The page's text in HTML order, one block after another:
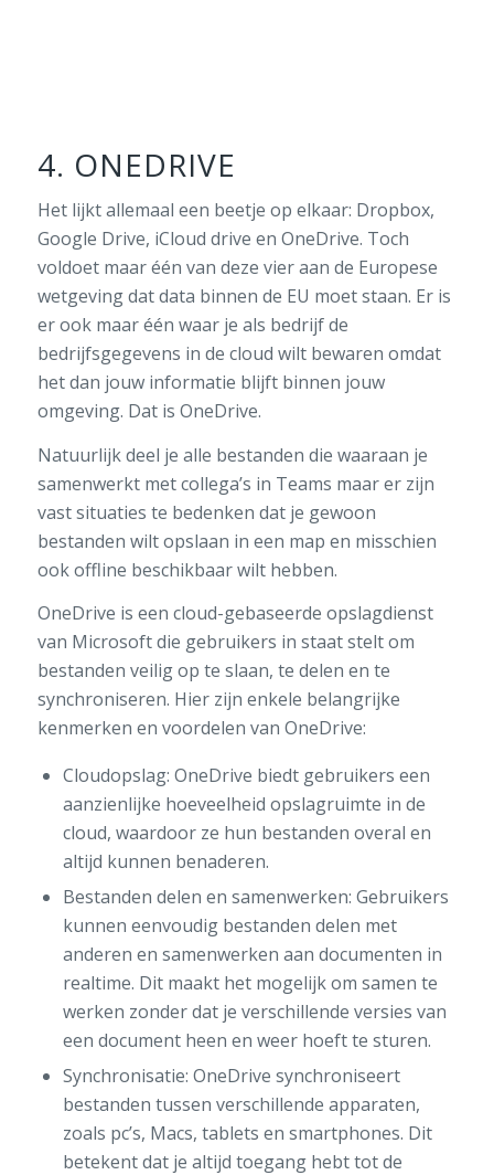
4. ONEDRIVE
Het lijkt allemaal een beetje op elkaar: Dropbox,
Google Drive, iCloud drive en OneDrive. Toch
voldoet maar één van deze vier aan de Europese
wetgeving dat data binnen de EU moet staan. Er is
er ook maar één waar je als bedrijf de
bedrijfsgegevens in de cloud wilt bewaren omdat
het dan jouw informatie blijft binnen jouw
omgeving. Dat is OneDrive.
Natuurlijk deel je alle bestanden die waaraan je
samenwerkt met collega’s in Teams maar er zijn
vast situaties te bedenken dat je gewoon
bestanden wilt opslaan in een map en misschien
ook offline beschikbaar wilt hebben.
OneDrive is een cloud-gebaseerde opslagdienst
van Microsoft die gebruikers in staat stelt om
bestanden veilig op te slaan, te delen en te
synchroniseren. Hier zijn enkele belangrijke
kenmerken en voordelen van OneDrive:
Cloudopslag: OneDrive biedt gebruikers een
aanzienlijke hoeveelheid opslagruimte in de
cloud, waardoor ze hun bestanden overal en
altijd kunnen benaderen.
Bestanden delen en samenwerken: Gebruikers
kunnen eenvoudig bestanden delen met
anderen en samenwerken aan documenten in
realtime. Dit maakt het mogelijk om samen te
werken zonder dat je verschillende versies van
een document heen en weer hoeft te sturen.
Synchronisatie: OneDrive synchroniseert
bestanden tussen verschillende apparaten,
zoals pc’s, Macs, tablets en smartphones. Dit
betekent dat je altijd toegang hebt tot de